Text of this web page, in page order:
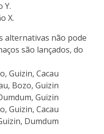
Y.
X.
alternativas não pode
são lançados, do
Guizin, Cacau
Bozo, Guizin
Guizin
Guizin, Cacau
Dumdum